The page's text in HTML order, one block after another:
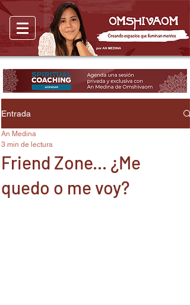
Entrada
Friend Zone... ¿Me
quedo o me voy?
An Medina
3 min de lectura